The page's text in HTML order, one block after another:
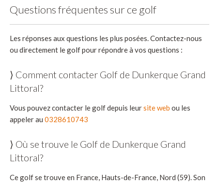
Questions fréquentes sur ce golf
Les réponses aux questions les plus posées. Contactez-nous
ou directement le golf pour répondre à vos questions :
⟩ Comment contacter Golf de Dunkerque Grand
Littoral?
Vous pouvez contacter le golf depuis leursite web ou les
appeler au 0328610743
⟩ Où se trouve le Golf de Dunkerque Grand
Littoral?
Ce golf se trouve en France, Hauts-de-France, Nord (59). Son